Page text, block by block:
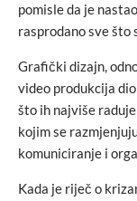
pomisle da je
rasprodano sve što
Grafički dizajn,
video produkcija
što ih najviše
kojim se
komuniciranje i
Kada je riječ o